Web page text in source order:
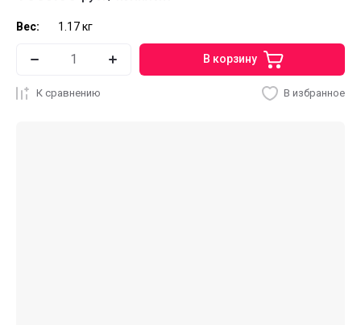
Вес: 1.17 кг
В корзину
К сравнению В избранное